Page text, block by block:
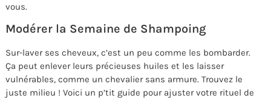
vous.
Modérer la Semaine de Shampoing
Sur-laver ses cheveux, c’est un peu comme les bombarder.
Ça peut enlever leurs précieuses huiles et les laisser
vulnérables, comme un chevalier sans armure. Trouvez le
juste milieu ! Voici un p’tit guide pour ajuster votre rituel de